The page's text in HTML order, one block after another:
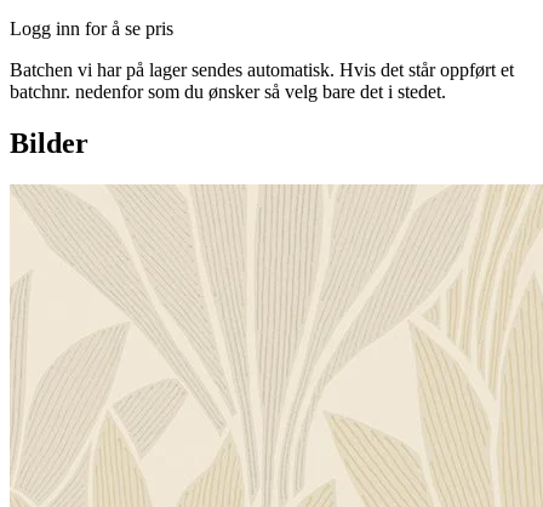
Logg inn for å se pris
Batchen vi har på lager sendes automatisk. Hvis det står oppført et
batchnr. nedenfor som du ønsker så velg bare det i stedet.
Bilder